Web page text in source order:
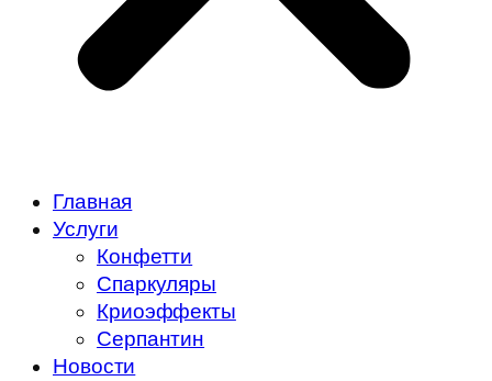
Главная
Услуги
Конфетти
Спаркуляры
Криоэффекты
Серпантин
Новости